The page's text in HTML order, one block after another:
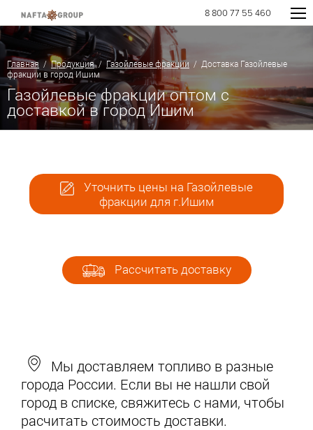
8 800 77 55 460
Главная /Продукция/ Газойлевые фракции / Доставка Газойлевые
фракции в город Ишим
Газойлевые фракции оптом с
доставкой в город Ишим
Уточнить цены на Газойлевые
фракции для г.Ишим
Рассчитать доставку
Мы доставляем топливо в разные
города России. Если вы не нашли свой
город в списке, свяжитесь с нами, чтобы
расчитать стоимость доставки.